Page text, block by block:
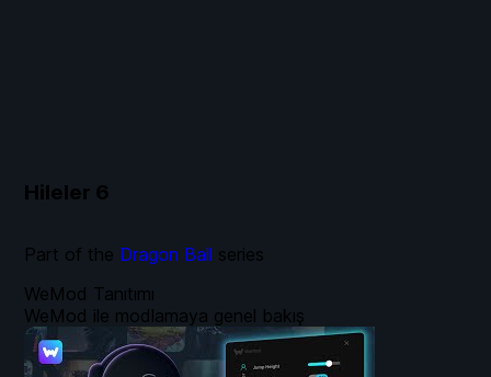
Hileler 6
WeMod Tanıtımı
WeMod ile modlamaya genel bakış
Part of the Dragon Ball series